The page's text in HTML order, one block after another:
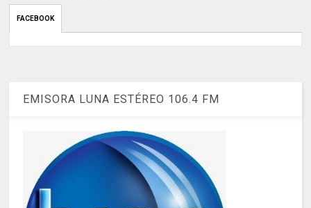
FACEBOOK
EMISORA LUNA ESTÉREO 106.4 FM